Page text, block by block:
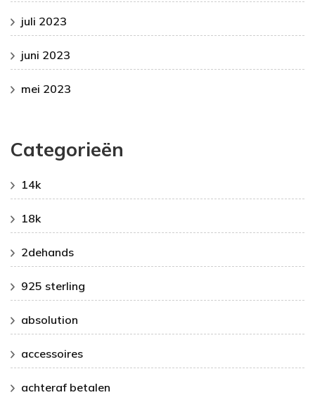
juli 2023
juni 2023
mei 2023
Categorieën
14k
18k
2dehands
925 sterling
absolution
accessoires
achteraf betalen